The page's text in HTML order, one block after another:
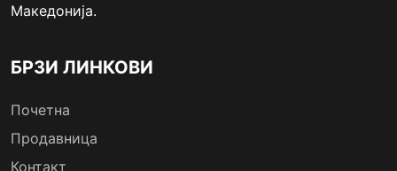
Македонија.
БРЗИ ЛИНКОВИ
Почетна
Продавница
Контакт